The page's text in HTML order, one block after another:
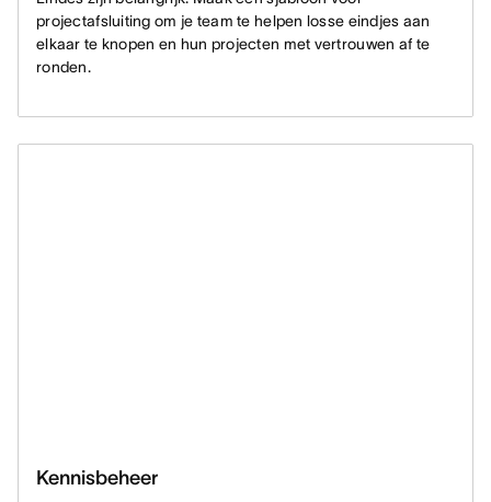
projectafsluiting om je team te helpen losse eindjes aan
elkaar te knopen en hun projecten met vertrouwen af te
ronden.
Kennisbeheer